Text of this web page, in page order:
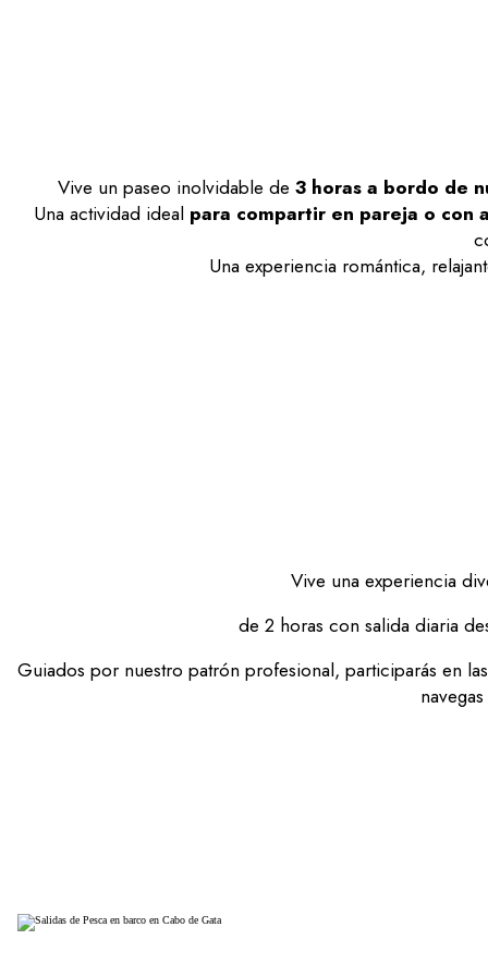
Vive un paseo inolvidable de3 horas a bordo de
Una actividad ideal para compartir en pareja o con
Una experiencia romántica,
Vive una experiencia
de 2 horas con salida diaria
Guiados por nuestro patrón profesional, participarás en